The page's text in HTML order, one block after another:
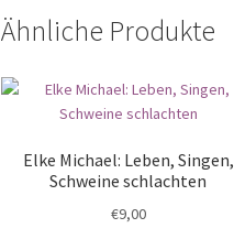
Ähnliche Produkte
Elke Michael: Leben, Singen,
Schweine schlachten
€9,00